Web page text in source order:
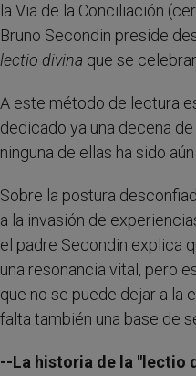
la Via de la Conciliación
Bruno Secondin preside
lectio divina que se
A este método de lectura
dedicado ya una decena
ninguna de ellas ha sido
Sobre la postura
a la invasión de
el padre Secondin explica
una resonancia vital, pero
que no se puede dejar a la
falta también una base de
--La historia de la "lectio